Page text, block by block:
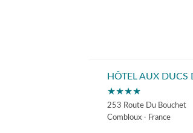
HÔTEL AUX DUCS
★★★★
253 Route Du Bouchet
Combloux - France